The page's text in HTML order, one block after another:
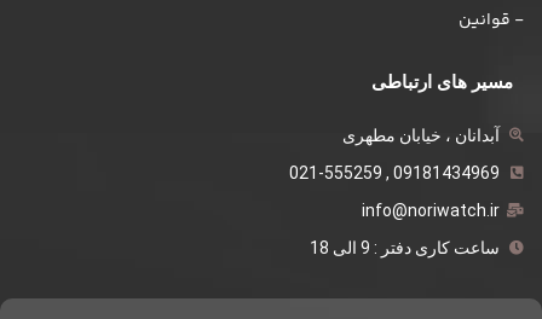
- قوانین
مسیر های ارتباطی
آبدانان ، خیابان مطهری
09181434969 , 021-555259
info@noriwatch.ir
ساعت کاری دفتر : 9 الی 18